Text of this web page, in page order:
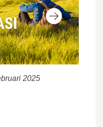
2025